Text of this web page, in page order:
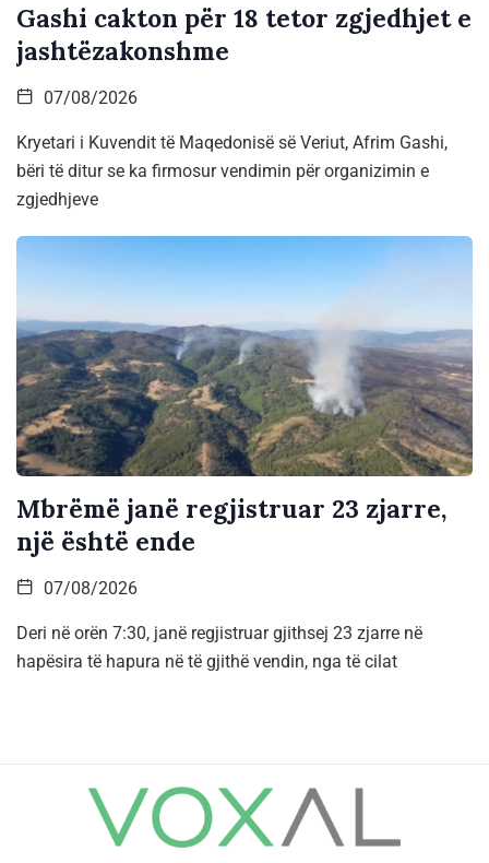
Gashi cakton për 18 tetor zgjedhjet e
jashtëzakonshme
07/08/2026
Kryetari i Kuvendit të Maqedonisë së Veriut, Afrim Gashi,
bëri të ditur se ka firmosur vendimin për organizimin e
zgjedhjeve
Mbrëmë janë regjistruar 23 zjarre,
një është ende
07/08/2026
Deri në orën 7:30, janë regjistruar gjithsej 23 zjarre në
hapësira të hapura në të gjithë vendin, nga të cilat